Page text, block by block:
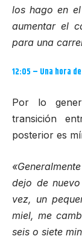
los hago en
aumentar el
para una
12:05 – Una hora
Por lo
transición
posterior es
dejo de
vez, un
miel, me
seis o siete